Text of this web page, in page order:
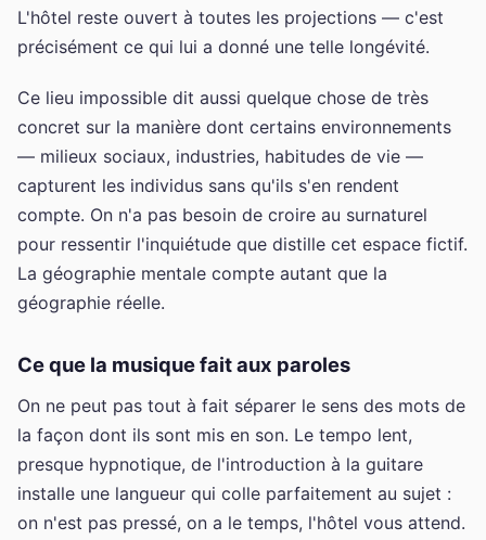
L'hôtel reste ouvert à toutes les projections — c'est
précisément ce qui lui a donné une telle longévité.
Ce lieu impossible dit aussi quelque chose de très
concret sur la manière dont certains environnements
— milieux sociaux, industries, habitudes de vie —
capturent les individus sans qu'ils s'en rendent
compte. On n'a pas besoin de croire au surnaturel
pour ressentir l'inquiétude que distille cet espace fictif.
La géographie mentale compte autant que la
géographie réelle.
Ce que la musique fait aux paroles
On ne peut pas tout à fait séparer le sens des mots de
la façon dont ils sont mis en son. Le tempo lent,
presque hypnotique, de l'introduction à la guitare
installe une langueur qui colle parfaitement au sujet :
on n'est pas pressé, on a le temps, l'hôtel vous attend.